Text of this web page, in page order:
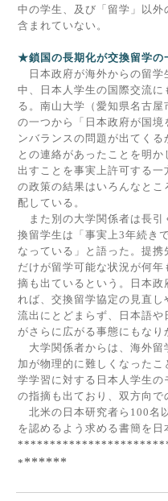
中の学生、及び「留学」以
含まれていない。
★鎖国の長期化が交換留学の
日本政府が海外からの留
中、日本人学生の国際交流
る。南山大学（愛知県名古
の一つから「日本政府が国
ンバランスの問題が出てくる
との連絡があったことを明
出すことを事実上許可する
の政策の結果はいろんなと
配している。
また別の大学関係者は長
換留学生は「事実上3年続き
なっている」と語った。提
だけが留学可能な状況が何
摘も出ているという。日本
れば、交換留学協定の見直
流出にとどまらず、日本語や
がさらに広がる事態にもなり
大学関係者からは、海外
加が物理的に難しくなった
学学習に対する日本人学生の
の指摘も出ており、双方向で
北米の日本研究者ら 100名
を認めるよう求める書簡を日
* ******